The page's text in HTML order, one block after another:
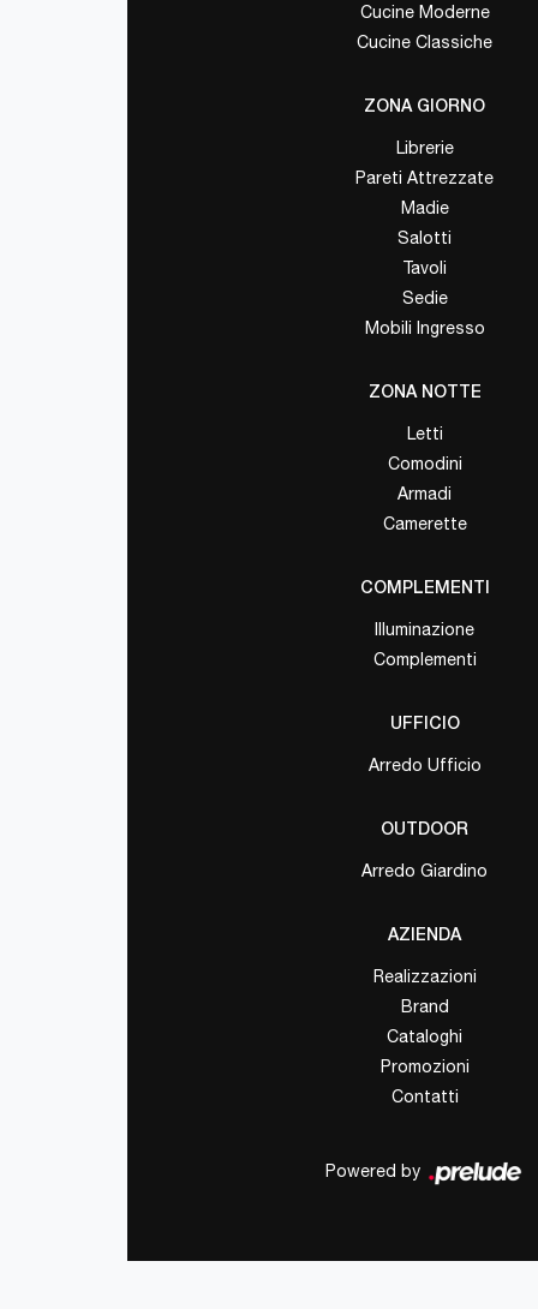
Cucine Moderne
Cucine Classiche
ZONA GIORNO
Librerie
Pareti Attrezzate
Madie
Salotti
Tavoli
Sedie
Mobili Ingresso
ZONA NOTTE
Letti
Comodini
Armadi
Camerette
COMPLEMENTI
Illuminazione
Complementi
UFFICIO
Arredo Ufficio
OUTDOOR
Arredo Giardino
AZIENDA
Realizzazioni
Brand
Cataloghi
Promozioni
Contatti
Powered by